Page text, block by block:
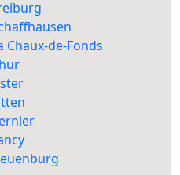
Chaux-de-Fonds